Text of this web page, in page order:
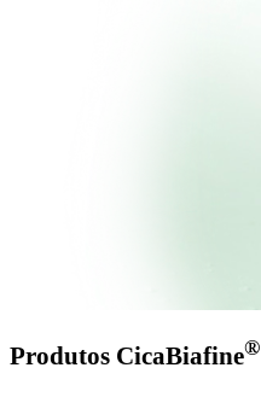
Produtos CicaBiafine®